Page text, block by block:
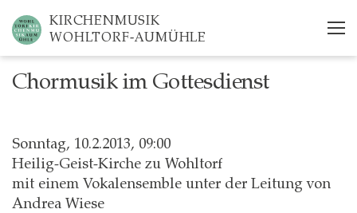
main
content
KIRCHENMUSIK
WOHLTORF-AUMÜHLE
Chormusik im Gottesdienst
Sonntag, 10.2.2013, 09:00
Heilig-Geist-Kirche zu Wohltorf
mit einem Vokalensemble unter der Leitung von
Andrea Wiese